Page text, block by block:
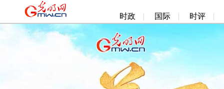
时政 | 国际 | 时评 |